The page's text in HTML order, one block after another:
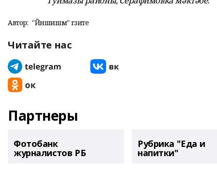
Автор: "Йәншишмә" гәзите
Читайте нас
Партнеры
Фотобанк
журналистов РБ
Рубрика "Еда и
напитки"